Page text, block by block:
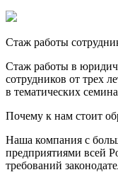
Стаж работы
Стаж работы в
сотрудников от трех
в тематических
Почему к нам стоит
Наша компания с
предприятиями всей
требований